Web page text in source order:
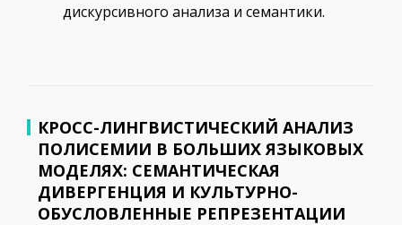
дискурсивного анализа и семантики.
КРОСС-ЛИНГВИСТИЧЕСКИЙ АНАЛИЗ
ПОЛИСЕМИИ В БОЛЬШИХ ЯЗЫКОВЫХ
МОДЕЛЯХ: СЕМАНТИЧЕСКАЯ
ДИВЕРГЕНЦИЯ И КУЛЬТУРНО-
ОБУСЛОВЛЕННЫЕ РЕПРЕЗЕНТАЦИИ